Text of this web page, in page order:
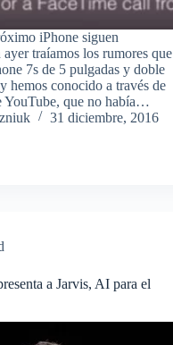
iPhone siguen
traíamos los rumores que
7s de 5 pulgadas y doble
hemos conocido a través de
YouTube, que no había…
31 diciembre, 2016
a Jarvis, AI para el